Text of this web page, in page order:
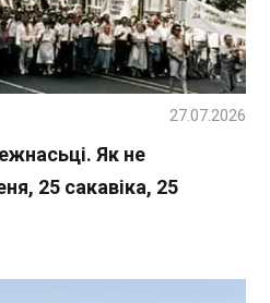
Як не
25 сакавіка, 25
27.07.2026